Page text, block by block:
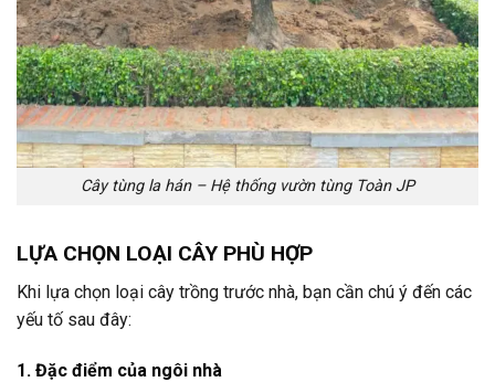
Cây tùng la hán – Hệ thống vườn tùng Toàn JP
LỰA CHỌN LOẠI CÂY PHÙ HỢP
Khi lựa chọn loại cây trồng trước nhà, bạn cần chú ý đến các
yếu tố sau đây:
1. Đặc điểm của ngôi nhà